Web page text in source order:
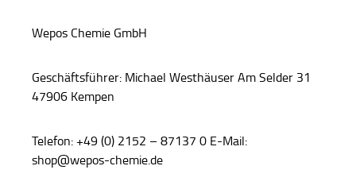
Wepos Chemie GmbH
Geschäftsführer: Michael Westhäuser Am Selder 31
47906 Kempen
Telefon: +49 (0) 2152 – 87137 0 E-Mail:
shop@wepos-chemie.de